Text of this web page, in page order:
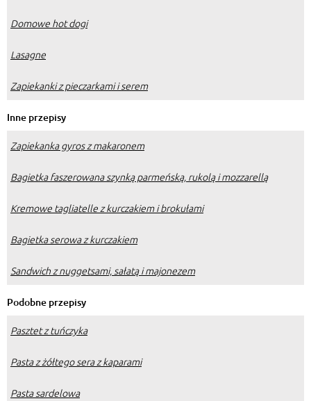
Domowe hot dogi
Lasagne
Zapiekanki z pieczarkami i serem
Inne przepisy
Zapiekanka gyros z makaronem
Bagietka faszerowana szynką parmeńską, rukolą i mozzarellą
Kremowe tagliatelle z kurczakiem i brokułami
Bagietka serowa z kurczakiem
Sandwich z nuggetsami, sałatą i majonezem
Podobne przepisy
Pasztet z tuńczyka
Pasta z żółtego sera z kaparami
Pasta sardelowa